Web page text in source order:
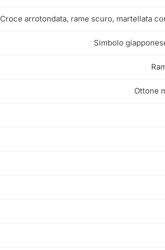
Croce arrotondata, rame scuro, martellata
Simbolo
Ottone